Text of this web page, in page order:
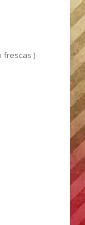
frescas )